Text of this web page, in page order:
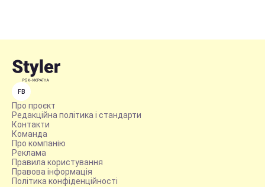
FB
Про проєкт
Редакційна політика і стандарти
Контакти
Команда
Про компанію
Реклама
Правила користування
Правова інформація
Політика конфіденційності